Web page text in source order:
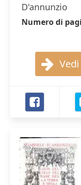
D'annunzio
Numero di